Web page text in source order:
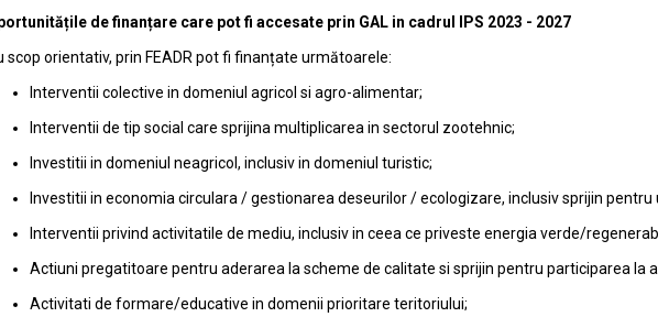
de finanțare care pot fi accesate prin GAL in cadrul IPS 2023 - 2027
scop orientativ, prin FEADR pot fi finanțate următoarele:
Interventii colective in domeniul agricol si agro-alimentar;
Interventii de tip social care sprijina multiplicarea in sectorul zootehnic;
Investitii in domeniul neagricol, inclusiv in domeniul turistic;
Investitii in economia circulara / gestionarea deseurilor / ecologizare, inclusiv sprijin pentru
Interventii privind activitatile de mediu, inclusiv in ceea ce priveste energia verde/
Actiuni pregatitoare pentru aderarea la scheme de calitate si sprijin pentru participarea la
Activitati de formare/educative in domenii prioritare teritoriului;